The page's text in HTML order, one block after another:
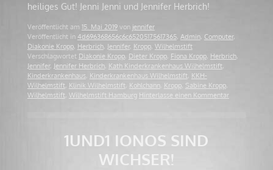
heiliges Gut! Jenni Jenni und Jennifer Herbrich!
Veröffentlicht am 15. Mai 2019von jennifer
Veröffentlicht in 4d696368656c6c65205175617365, Admin, Computer,
Diakonie Kropp, Herbrich, Jennifer, Kropp, Wilhelmstift
Verschlagwortet Diakonie Kropp, Dieter Kropp, Fiona Kropp, Herbrich,
Jennifer, Jennifer Herbrich, Kath Kinderkrankenhaus Wilhelmstift,
Kinderkrankenhaus, Kinderkrankenhaus Wilhelmstift, KKH-
Wilhelmstift, Klinik Wilhelmstift, Kohlchann, Kropp, Sabine Kropp,
Wilhelmstift, Wilhelmstift Hamburg Hinterlasse einen Kommentar
1UND1 IONOS SIND
WICHSER!